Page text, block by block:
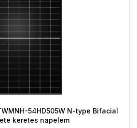
54HD505W N-type Bifacial
keretes napelem